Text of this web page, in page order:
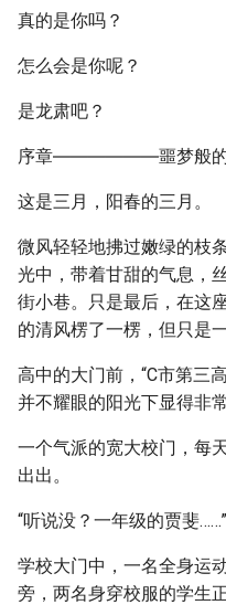
真的是你吗？
怎么会是你呢？
是龙肃吧？
序章――――――噩梦般的
这是三月，阳春的三月。
微风轻轻地拂过嫩绿的枝
光中，带着甘甜的气息，
街小巷。只是最后，在这
的清风楞了一楞，但只是
高中的大门前，“C市第三
并不耀眼的阳光下显得非常
一个气派的宽大校门，每
出出。
“听说没？一年级的贾斐……”
学校大门中，一名全身运
旁，两名身穿校服的学生